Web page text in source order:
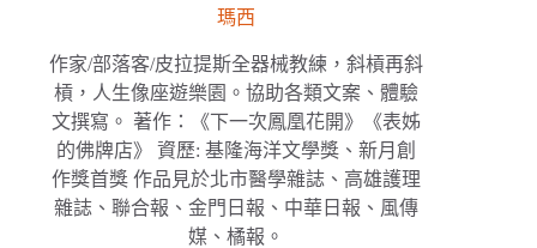
瑪西
作家/部落客/皮拉提斯全器械教練，斜槓再斜
槓，人生像座遊樂園。協助各類文案、體驗
文撰寫。 著作：《下一次鳳凰花開》《表姊
的佛牌店》 資歷: 基隆海洋文學獎、新月創
作獎首獎 作品見於北市醫學雜誌、高雄護理
雜誌、聯合報、金門日報、中華日報、風傳
媒、橘報。